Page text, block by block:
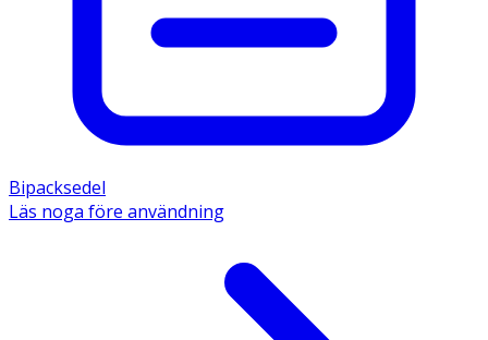
Bipacksedel
Läs noga före användning